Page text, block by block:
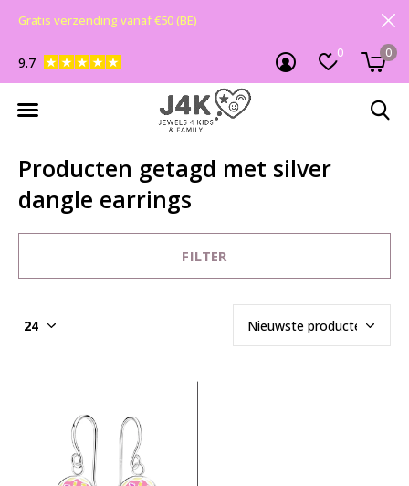
0 0
9.7
Gratis verzending vanaf €50 (BE)
Producten getagd met silver
dangle earrings
FILTER